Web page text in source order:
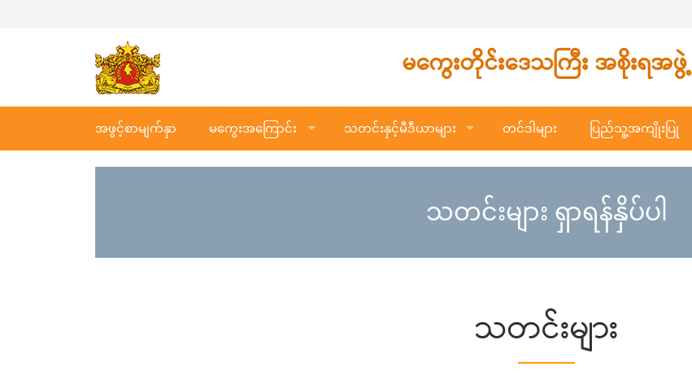
မကွေးတိုင်းဒေသကြီး အစိုးရအဖွဲ့
အဖွင့်စာမျက်နှာ မကွေးအကြောင်း သတင်းနှင့်မီဒီယာများ တင်ဒါများ ပြည်သူ့အကျိုးပြု
သတင်းများ ရှာရန်နှိပ်ပါ
သတင်းများ